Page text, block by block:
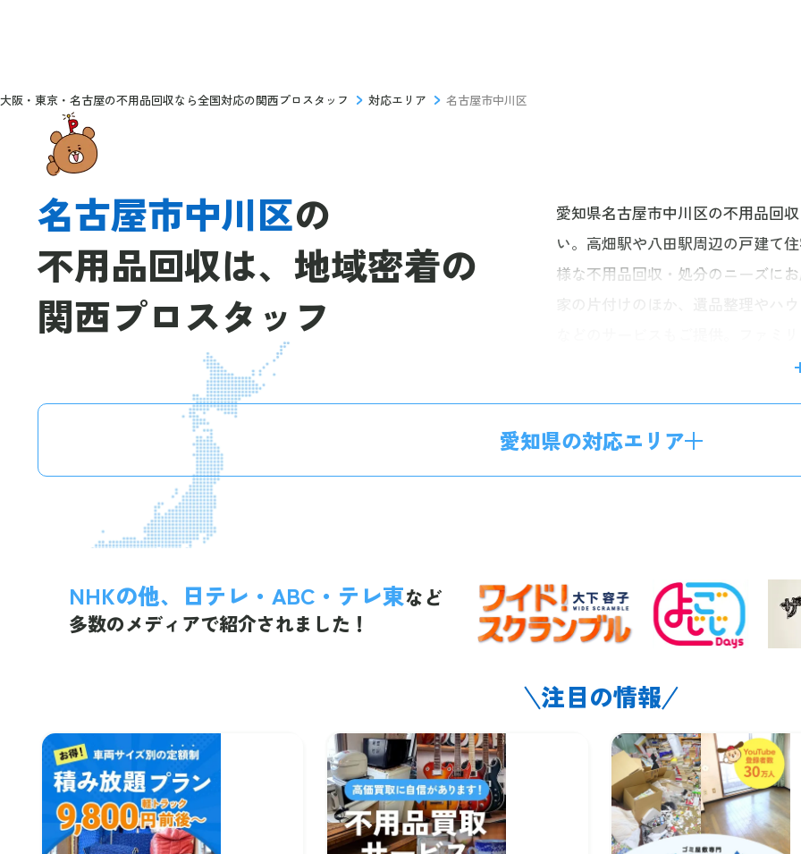
大阪・東京・名古屋の不用品回収なら全国対応の関西プロスタッフ 対応エリア 名古屋市中川区
名古屋市中川区の
不用品回収は、 地域密着の
関西プロスタッフ
愛知県名古屋市中川区の不用品回
い。高畑駅や八田駅周辺の戸建て
様な不用品回収・処分のニーズに
地域の皆様から多くのご依頼をい
愛知県の対応エリア
NHKの他、日テレ・ABC・テレ東など
多数のメディアで紹介されました！
注目の情報